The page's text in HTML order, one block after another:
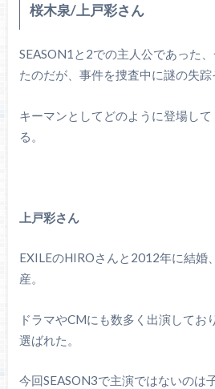
桜木泉/上戸彩さん
SEASON1と2での主人公であった
たのだが、事件を捜査中に謎の失踪
キーマンとしてどのように登場し
る。
上戸彩さん
EXILEのHIROさんと2012年に結婚
産。
ドラマやCMにも数多く出演してお
選ばれた。
今回SEASON3で主演ではないのは